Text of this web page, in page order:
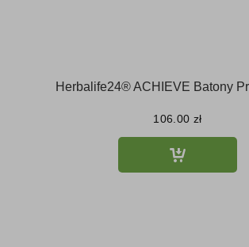
Herbalife24® ACHIEVE Batony
106.00 zł